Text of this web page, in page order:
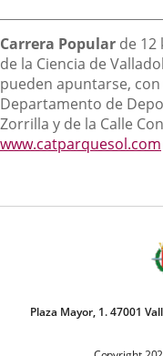
Descripción
Carrera Popular de 12
de la Ciencia de
pueden apuntarse,
Departamento de
Zorrilla y de la Calle
www.catparquesol.com
Plaza Mayor, 1. 47001